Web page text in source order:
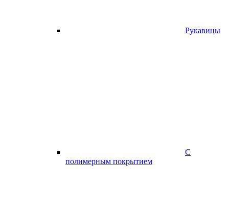
Рукавицы
С
полимерным покрытием